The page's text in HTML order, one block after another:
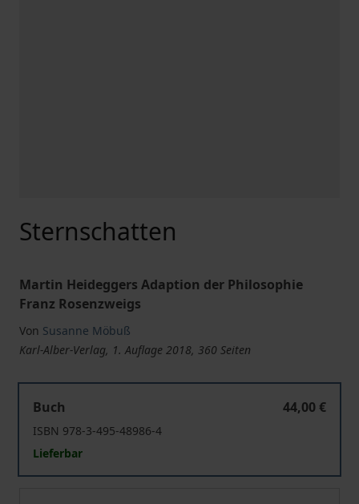
Sternschatten
Martin Heideggers Adaption der Philosophie
Franz Rosenzweigs
Von Susanne Möbuß
Karl-Alber-Verlag, 1. Auflage 2018, 360 Seiten
Buch
44,00 €
ISBN 978-3-495-48986-4
Lieferbar